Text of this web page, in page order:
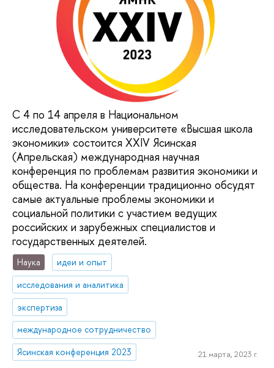
С 4 по 14 апреля в Национальном
исследовательском университете «Высшая школа
экономики» состоится XXIV Ясинская
(Апрельская) международная научная
конференция по проблемам развития экономики и
общества. На конференции традиционно обсудят
самые актуальные проблемы экономики и
социальной политики с участием ведущих
российских и зарубежных специалистов и
государственных деятелей.
Наука
идеи и опыт
исследования и аналитика
экспертиза
международное сотрудничество
Ясинская конференция 2023
21 марта, 2023 г.